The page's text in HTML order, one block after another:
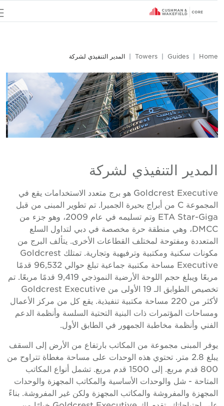
Home
Guides
Towers المدير التنفيذي لشركة
المدير التنفيذي لشركة
Goldcrest Executive هو برج متعدد الاستخدامات يقع في
المجموعة C من أبراج بحيرة الجميرا. تم تطوير المبنى من قبل
ETA Star-Giga وتم تسليمه في عام 2009، وهو جزء من
DMCC، وهي منطقة حرة مخصصة في دبي لتداول السلع
المتعددة ومفتوحة لمختلف القطاعات الأخرى. يتألف البرج من
مكونات سكنية ومكتبية وترفيهية وتجارية. تمتلك Goldcrest
Executive مساحة مكتبية جماعية تبلغ حوالي 96,532 قدمًا
مربعًا ويبلغ حجم اللوحة الأرضية النموذجي 9,419 قدمًا مربعًا. تم
تخصيص الطوابق الـ 19 الأولى من Goldcrest Executive
لأكثر من 220 مساحة مكتبية تنفيذية. يقع كل من مركز الأعمال
ومساحات المؤتمرات ذات البنية التحتية السلسة وأنظمة الدعم
الفني وأنظمة مخاطبة الجمهور في الطابق الأول.
يوفر المبنى مجموعة من المكاتب بارتفاع من الأرض إلى السقف
يبلغ 2.8 متر. تحتوي هذه الوحدات على مساحة مغطاة تتراوح من
800 قدم مربع. إلى 1500 قدم مربع. تشمل أنواع المكاتب
المتاحة - شل والوحدات الأساسية والمكاتب المجهزة والوحدات
المجهزة والمفروشة والمكاتب المجهزة ولكن غير المفروشة. بناءً